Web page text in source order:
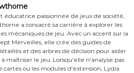
éducatrice passionnée de jeux de société,
a consacré sa carrière à explorer les
mécaniques de jeu. Avec un accent sur la
Merveilles, elle crée des guides de
et des arbres de décision pour aider
à maîtriser le jeu. Lorsqu'elle n'analyse pas
cartes ou les modules d'extension, Lydia